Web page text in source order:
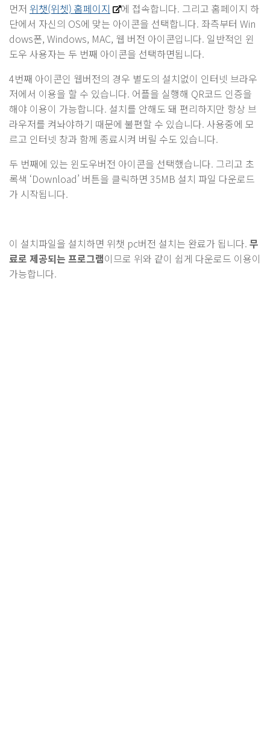
먼저 위챗(위쳇) 홈페이지
에 접속합니다. 그리고 홈페이지 하
단에서 자신의 OS에 맞는 아이콘을 선택합니다. 좌측부터 Win
dows폰, Windows, MAC, 웹 버전 아이콘입니다. 일반적인 윈
도우 사용자는 두 번째 아이콘을 선택하면됩니다.
4번째 아이콘인 웹버전의 경우 별도의 설치없이 인터넷 브라우
저에서 이용을 할 수 있습니다. 어플을 실행해 QR코드 인증을
해야 이용이 가능합니다. 설치를 안해도 돼 편리하지만 항상 브
라우저를 켜놔야하기 때문에 불편할 수 있습니다. 사용중에 모
르고 인터넷 창과 함께 종료시켜 버릴 수도 있습니다.
두 번째에 있는 윈도우버전 아이콘을 선택했습니다. 그리고 초
록색 ‘Download’ 버튼을 클릭하면 35MB 설치 파일 다운로드
가 시작됩니다.
이 설치파일을 설치하면 위챗 pc버전 설치는 완료가 됩니다. 무
료로 제공되는 프로그램이므로 위와 같이 쉽게 다운로드 이용이
가능합니다.